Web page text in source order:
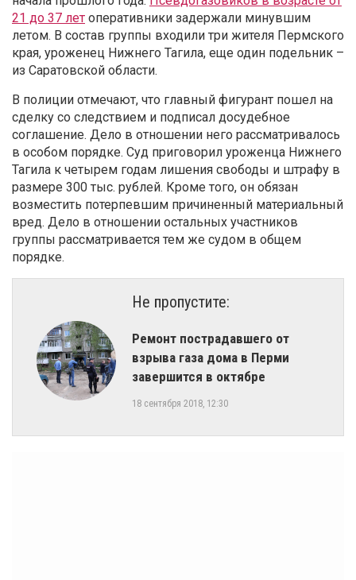
21 до 37 лет оперативники задержали минувшим
летом. В состав группы входили три жителя Пермского
края, уроженец Нижнего Тагила, еще один подельник –
из Саратовской области.
В полиции отмечают, что главный фигурант пошел на
сделку со следствием и подписал досудебное
соглашение. Дело в отношении него рассматривалось
в особом порядке. Суд приговорил уроженца Нижнего
Тагила к четырем годам лишения свободы и штрафу в
размере 300 тыс. рублей. Кроме того, он обязан
возместить потерпевшим причиненный материальный
вред. Дело в отношении остальных участников
группы рассматривается тем же судом в общем
порядке.
Не пропустите:
Ремонт пострадавшего от
взрыва газа дома в Перми
завершится в октябре
18 сентября 2018, 12:30